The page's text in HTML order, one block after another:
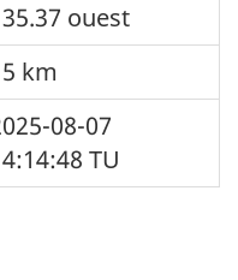
ouest
km
08-07
TU